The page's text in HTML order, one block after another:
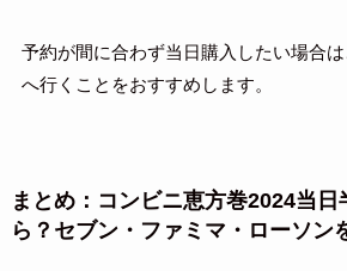
予約が間に合わず当日購入したい場合
へ行くことをおすすめします。
まとめ：コンビニ恵方巻2024当
ら？セブン・ファミマ・ローソン